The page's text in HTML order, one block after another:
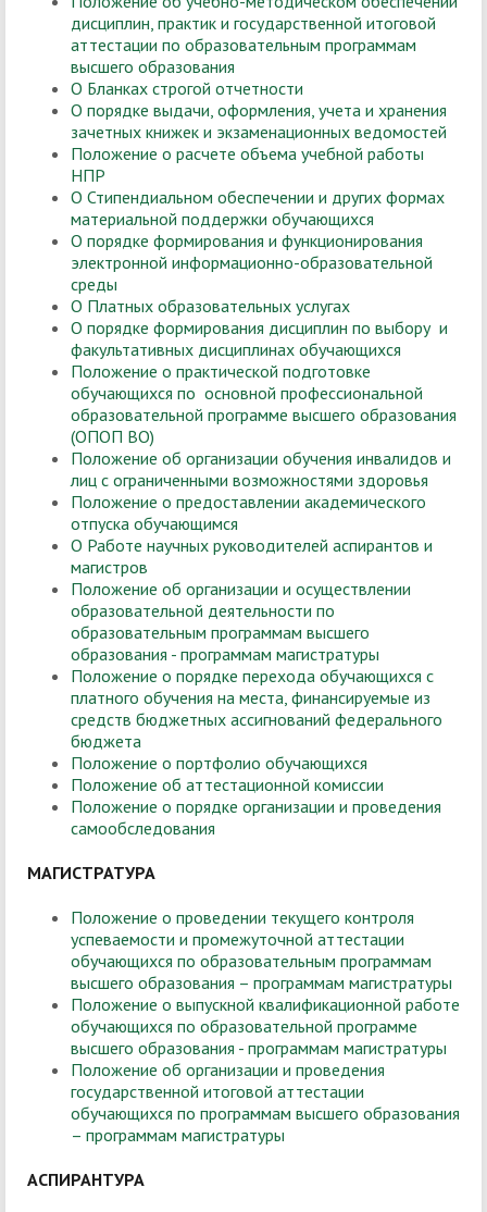
дисциплин, практик и государственной итоговой
аттестации по образовательным программам
высшего образования
О Бланках строгой отчетности
О порядке выдачи, оформления, учета и хранения
зачетных книжек и экзаменационных ведомостей
Положение о расчете объема учебной работы
НПР
О Стипендиальном обеспечении и других формах
материальной поддержки обучающихся
О порядке формирования и функционирования
электронной информационно-образовательной
среды
О Платных образовательных услугах
O порядке формирования дисциплин по выбору и
факультативных дисциплинах обучающихся
Положение о практической подготовке
обучающихся по основной профессиональной
образовательной программе высшего образования
(ОПОП ВО)
Положение об организации обучения инвалидов и
лиц с ограниченными возможностями здоровья
Положение о предоставлении академического
отпуска обучающимся
О Работе научных руководителей аспирантов и
магистров
Положение об организации и осуществлении
образовательной деятельности по
образовательным программам высшего
образования - программам магистратуры
Положение о порядке перехода обучающихся с
платного обучения на места, финансируемые из
средств бюджетных ассигнований федерального
бюджета
Положение о портфолио обучающихся
Положение об аттестационной комиссии
Положение о порядке организации и проведения
самообследования
МАГИСТРАТУРА
Положение о проведении текущего контроля
успеваемости и промежуточной аттестации
обучающихся по образовательным программам
высшего образования – программам магистратуры
Положение о выпускной квалификационной работе
обучающихся по образовательной программе
высшего образования - программам магистратуры
Положение об организации и проведения
государственной итоговой аттестации
обучающихся по программам высшего образования
– программам магистратуры
АСПИРАНТУРА